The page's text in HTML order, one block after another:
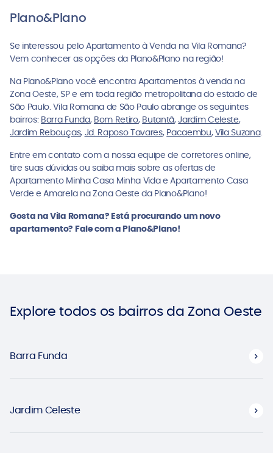
Plano&Plano
Se interessou pelo Apartamento à Venda na Vila Romana?
Vem conhecer as opções da Plano&Plano na região!
Na Plano&Plano você encontra Apartamentos à venda na
Zona Oeste, SP e em toda região metropolitana do estado de
São Paulo. Vila Romana de São Paulo abrange os seguintes
bairros: Barra Funda, Bom Retiro, Butantã,Jardim Celeste,
Jardim Rebouças, Jd. Raposo Tavares, Pacaembu,Vila Suzana.
Entre em contato com a nossa equipe de corretores online,
tire suas dúvidas ou saiba mais sobre as ofertas de
Apartamento Minha Casa Minha Vida e Apartamento Casa
Verde e Amarela na Zona Oeste da Plano&Plano!
Gosta na Vila Romana? Está procurando um novo
apartamento? Fale com a Plano&Plano!
Explore todos os bairros da Zona Oeste
Barra Funda
Jardim Celeste